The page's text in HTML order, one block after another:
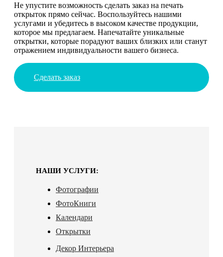
Не упустите возможность сделать заказ на печать
открыток прямо сейчас. Воспользуйтесь нашими
услугами и убедитесь в высоком качестве продукции,
которое мы предлагаем. Напечатайте уникальные
открытки, которые порадуют ваших близких или станут
отражением индивидуальности вашего бизнеса.
Сделать заказ
НАШИ УСЛУГИ:
Фотографии
ФотоКниги
Календари
Открытки
Декор Интерьера